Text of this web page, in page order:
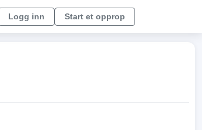
Logg inn Start et opprop